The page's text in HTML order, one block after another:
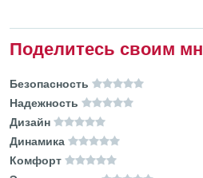
Поделитесь своим
Безопасность
Надежность
Дизайн
Динамика
Комфорт